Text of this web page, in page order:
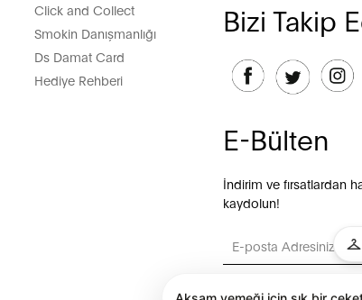
Click and Collect
Smokin Danışmanlığı
Ds Damat Card
Hediye Rehberi
Bizi Takip
E-Bülten
İndirim ve fırsatlardan
kaydolun!